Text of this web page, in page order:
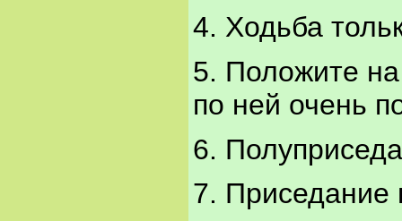
4. Ходьба
5. Положите
по ней очень
6.
7. Приседание